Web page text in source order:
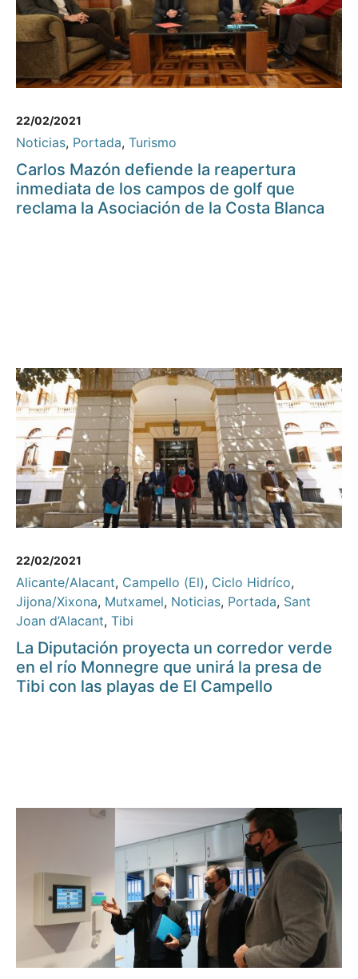
22/02/2021
Noticias, Portada, Turismo
Carlos Mazón defiende la reapertura
inmediata de los campos de golf que
reclama la Asociación de la Costa Blanca
22/02/2021
Alicante/Alacant, Campello (El), Ciclo Hidríco,
Jijona/Xixona, Mutxamel, Noticias, Portada, Sant
Joan d’Alacant, Tibi
La Diputación proyecta un corredor verde
en el río Monnegre que unirá la presa de
Tibi con las playas de El Campello